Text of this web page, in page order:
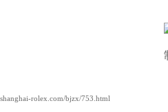
rolex.com/bjzx/753.html